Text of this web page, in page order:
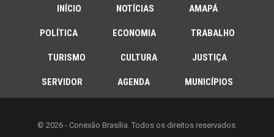
INÍCIO NOTÍCIAS AMAPÁ
POLÍTICA ECONOMIA TRABALHO
TURISMO CULTURA JUSTIÇA
SERVIDOR AGENDA MUNICÍPIOS
© 2026 - Conexão Brasília. Todos os direitos reservados.